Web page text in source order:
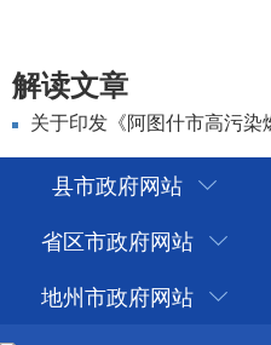
解读文章
关于印发《阿图什市高污
县市政府网站
省区市政府网站
地州市政府网站